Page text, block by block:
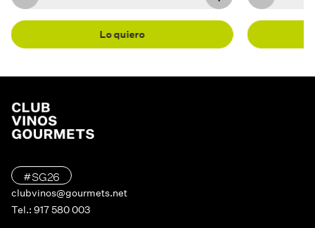
Lo quiero
#SG26
clubvinos@gourmets.net
Tel.: 917 580 003